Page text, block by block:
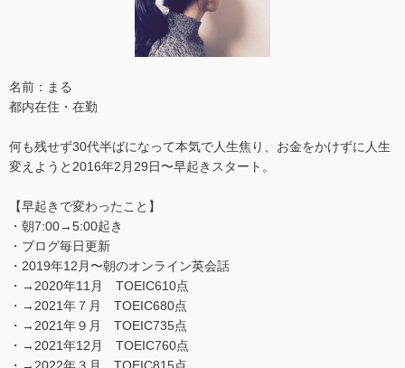
名前：まる
都内在住・在勤
何も残せず30代半ばになって本気で人生焦り、お金をかけずに人生
変えようと2016年2月29日〜早起きスタート。
【早起きで変わったこと】
・朝7:00→5:00起き
・ブログ毎日更新
・2019年12月〜朝のオンライン英会話
・→2020年11月 TOEIC610点
・→2021年７月 TOEIC680点
・→2021年９月 TOEIC735点
・→2021年12月 TOEIC760点